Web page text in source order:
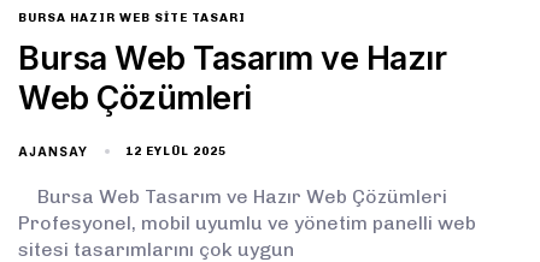
BURSA HAZIR WEB SITE TASARI
Bursa Web Tasarım ve Hazır
Web Çözümleri
AJANSAY 12 EYLÜL 2025
Bursa Web Tasarım ve Hazır Web Çözümleri
Profesyonel, mobil uyumlu ve yönetim panelli web
sitesi tasarımlarını çok uygun